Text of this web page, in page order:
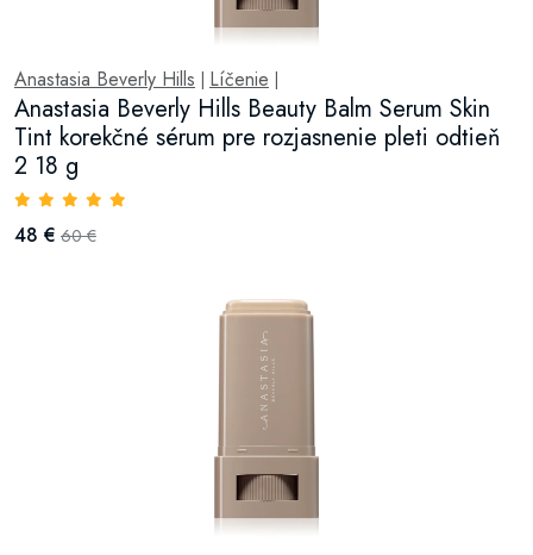
Anastasia Beverly Hills Líčenie
Anastasia Beverly Hills Beauty Balm Serum Skin
Tint korekčné sérum pre rozjasnenie pleti odtieň
2 18 g
48 € 60 €